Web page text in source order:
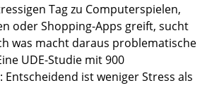
Tag zu Computerspielen,
oder Shopping-Apps greift, sucht
was macht daraus problematische
UDE-Studie mit 900
Entscheidend ist weniger Stress als